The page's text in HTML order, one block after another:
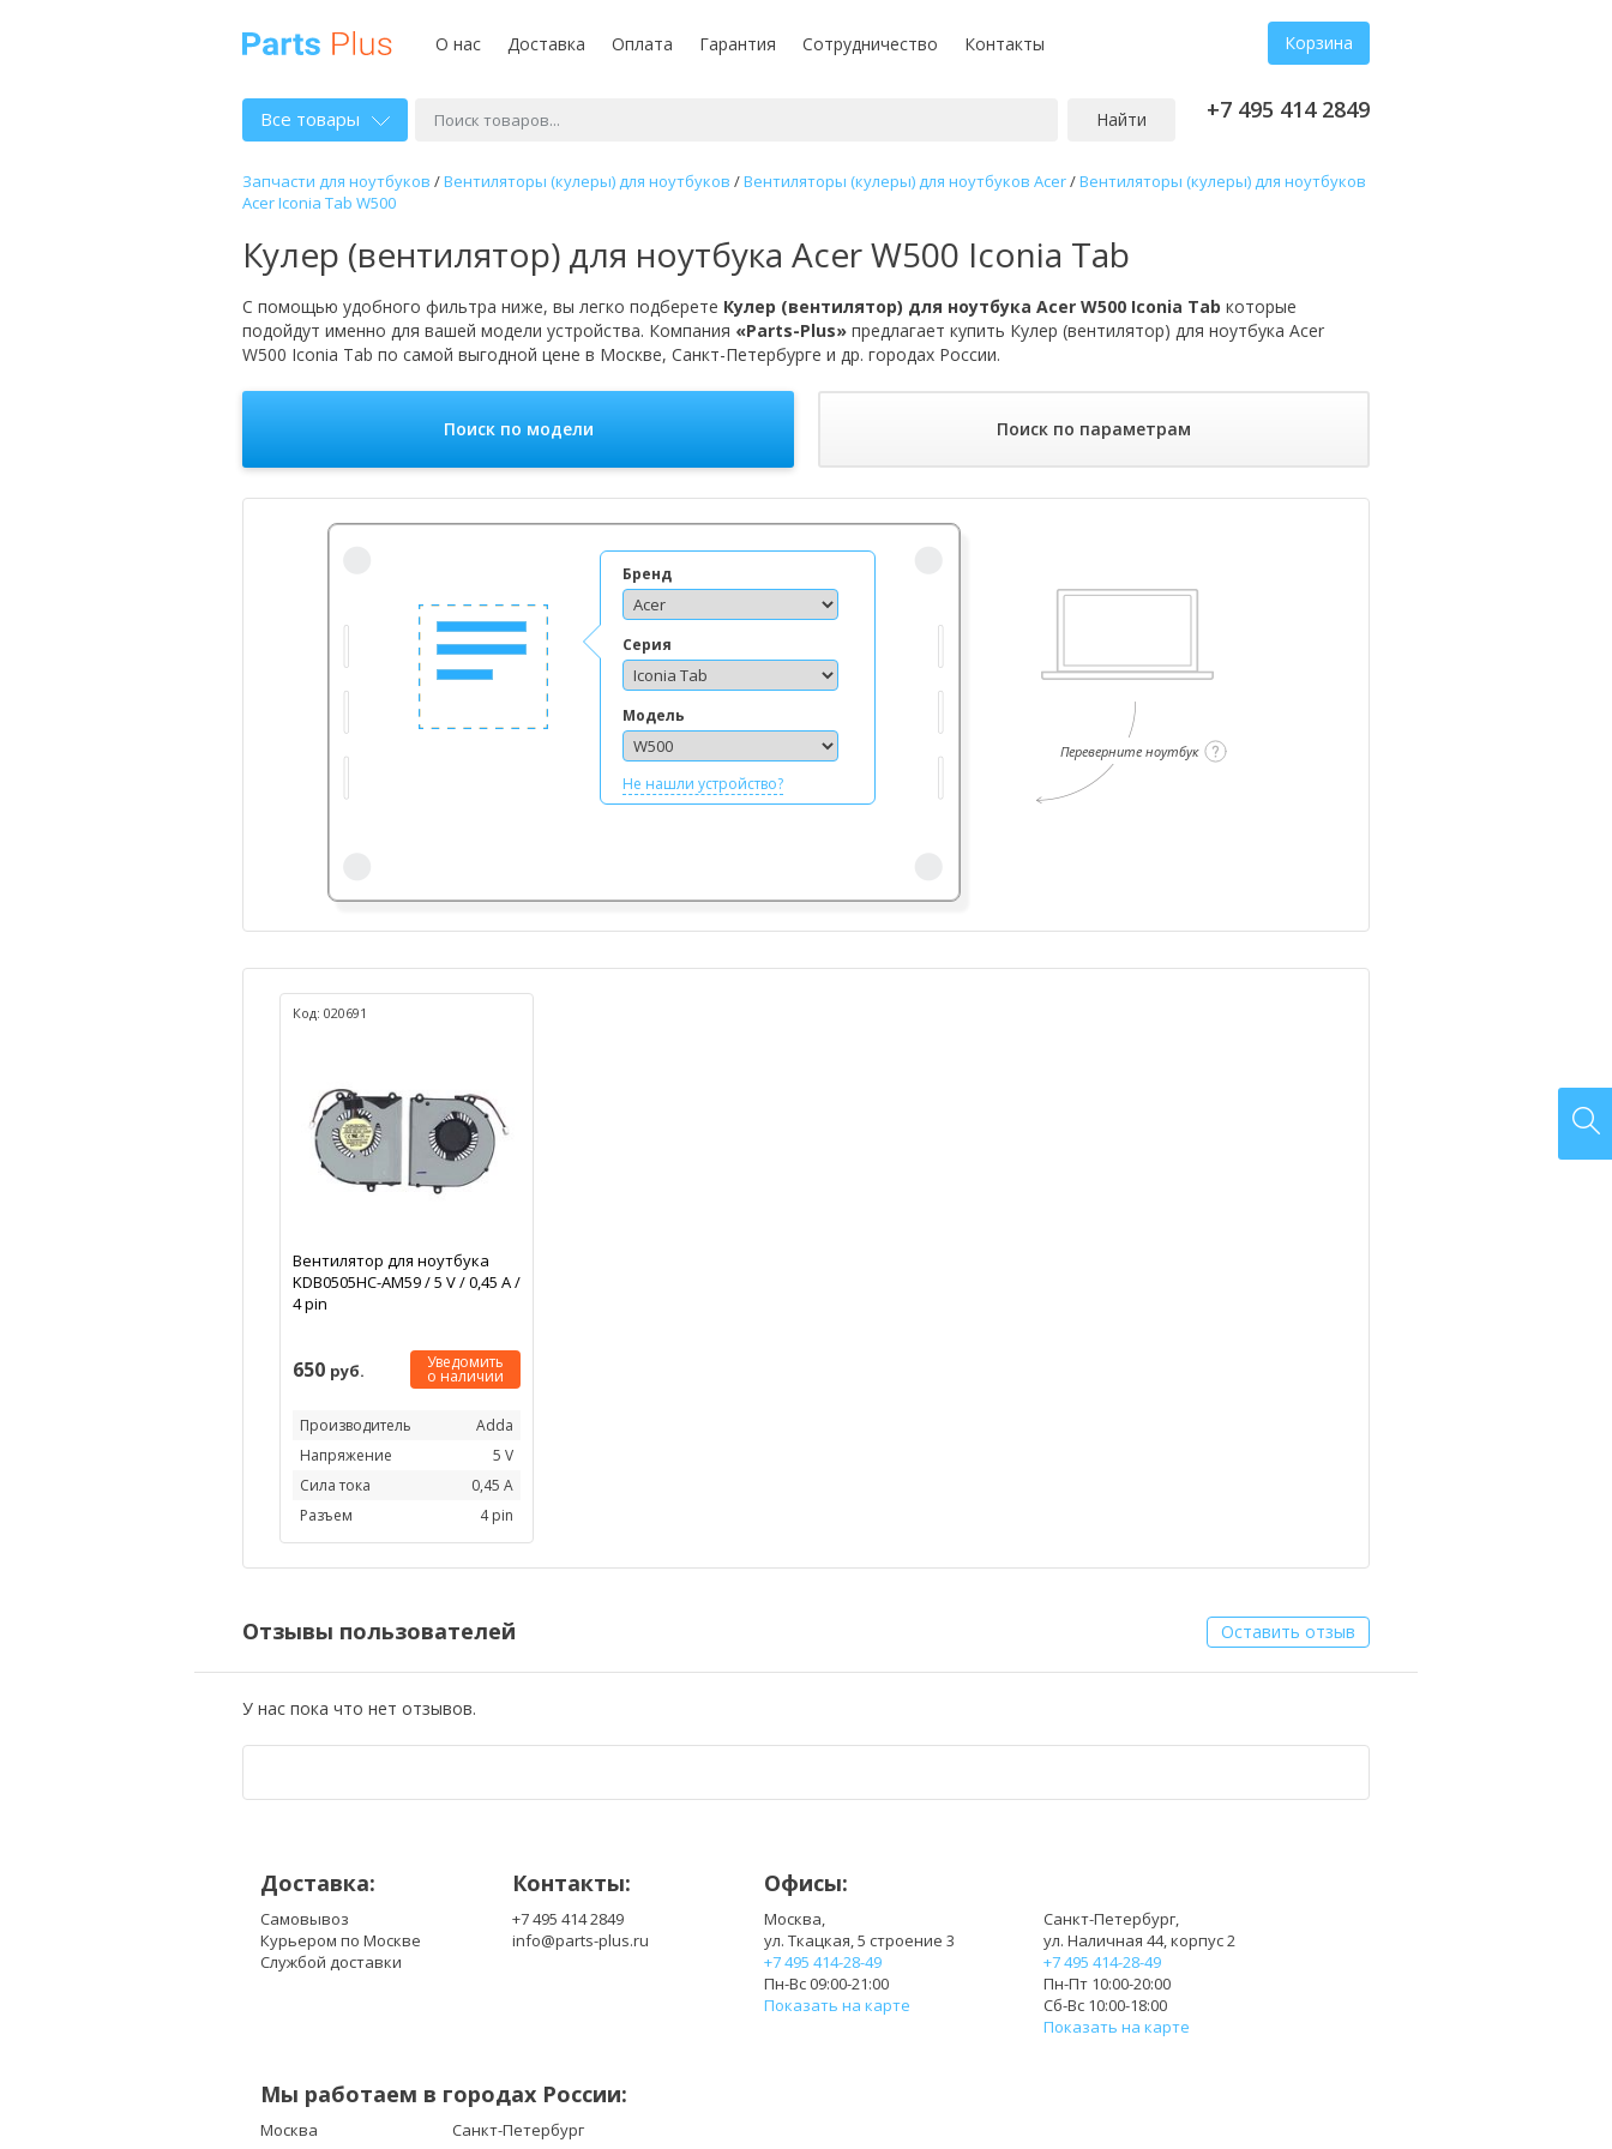
О нас Доставка Оплата Гарантия Сотрудничество Контакты Корзина
Все товары Найти +7 495 414 2849
Запчасти для ноутбуков /Вентиляторы (кулеры) для ноутбуков /Вентиляторы (кулеры) для ноутбуков Acer/Вентиляторы (кулеры) для ноутбуков
Acer Iconia Tab W500
Кулер (вентилятор) для ноутбука Acer W500 Iconia Tab
С помощью удобного фильтра ниже, вы легко подберете Кулер (вентилятор) для ноутбука Acer W500 Iconia Tab которые
подойдут именно для вашей модели устройства. Компания «Parts-Plus» предлагает купить Кулер (вентилятор) для ноутбука Acer
W500 Iconia Tab по самой выгодной цене в Москве, Санкт-Петербурге и др. городах России.
Поиск по модели Поиск по параметрам
Бренд
Серия
Модель
Не нашли устройство?
Переверните ноутбук
Код: 020691
Вентилятор для ноутбука
KDB0505HC-AM59 / 5 V / 0,45 А /
4 pin
650 руб. Уведомить
о наличии
Производитель
Adda
Напряжение
5 V
Сила тока
0,45 А
Разъем
4 pin
Отзывы пользователей Оставить отзыв
У нас пока что нет отзывов.
Доставка:
Самовывоз
Курьером по Москве
Службой доставки
Контакты:
+7 495 414 2849
info@parts-plus.ru
Офисы:
Москва,
ул. Ткацкая, 5 строение 3
+7 495 414-28-49
Пн-Вс 09:00-21:00
Показать на карте
Санкт-Петербург,
ул. Наличная 44, корпус 2
+7 495 414-28-49
Пн-Пт 10:00-20:00
Сб-Вс 10:00-18:00
Показать на карте
Мы работаем в городах России:
Москва Санкт-Петербург